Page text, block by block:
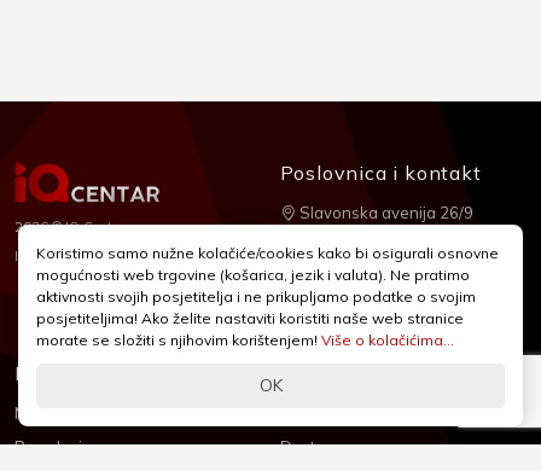
2026 © IQ Centar
Izrada:Nubilus
Informacije
Novosti & Promocije
Brandovi
Podrška
Dostava
Poslovnica i kontakt
Slavonska avenija 26/9
+385 1 2455 950
webshop@iqcentar.hr
Pon - Pet od 9 - 17h
Koristimo samo nužne kolačiće/cookies kako bi osigurali osnovne
mogućnosti web trgovine (košarica, jezik i valuta). Ne pratimo
aktivnosti svojih posjetitelja i ne prikupljamo podatke o svojim
posjetiteljima! Ako želite nastaviti koristiti naše web stranice
morate se složiti s njihovim korištenjem! Više o kolačićima...
OK